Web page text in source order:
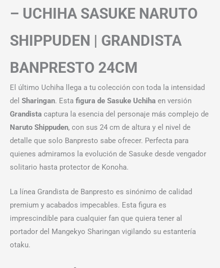
– UCHIHA SASUKE NARUTO
SHIPPUDEN | GRANDISTA
BANPRESTO 24CM
El último Uchiha llega a tu colección con toda la intensidad
del Sharingan. Esta figura de Sasuke Uchiha en versión
Grandista captura la esencia del personaje más complejo de
Naruto Shippuden, con sus 24 cm de altura y el nivel de
detalle que solo Banpresto sabe ofrecer. Perfecta para
quienes admiramos la evolución de Sasuke desde vengador
solitario hasta protector de Konoha.
La línea Grandista de Banpresto es sinónimo de calidad
premium y acabados impecables. Esta figura es
imprescindible para cualquier fan que quiera tener al
portador del Mangekyo Sharingan vigilando su estantería
otaku.